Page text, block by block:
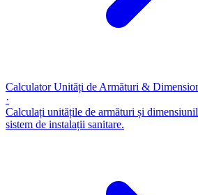
Calculator Unități de Armături &
·
Calculați unitățile de armături și
sistem de instalații sanitare.